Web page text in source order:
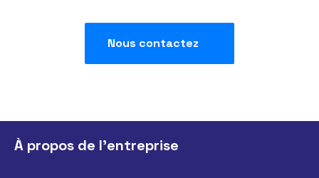
Nous contactez
À propos de l'entreprise